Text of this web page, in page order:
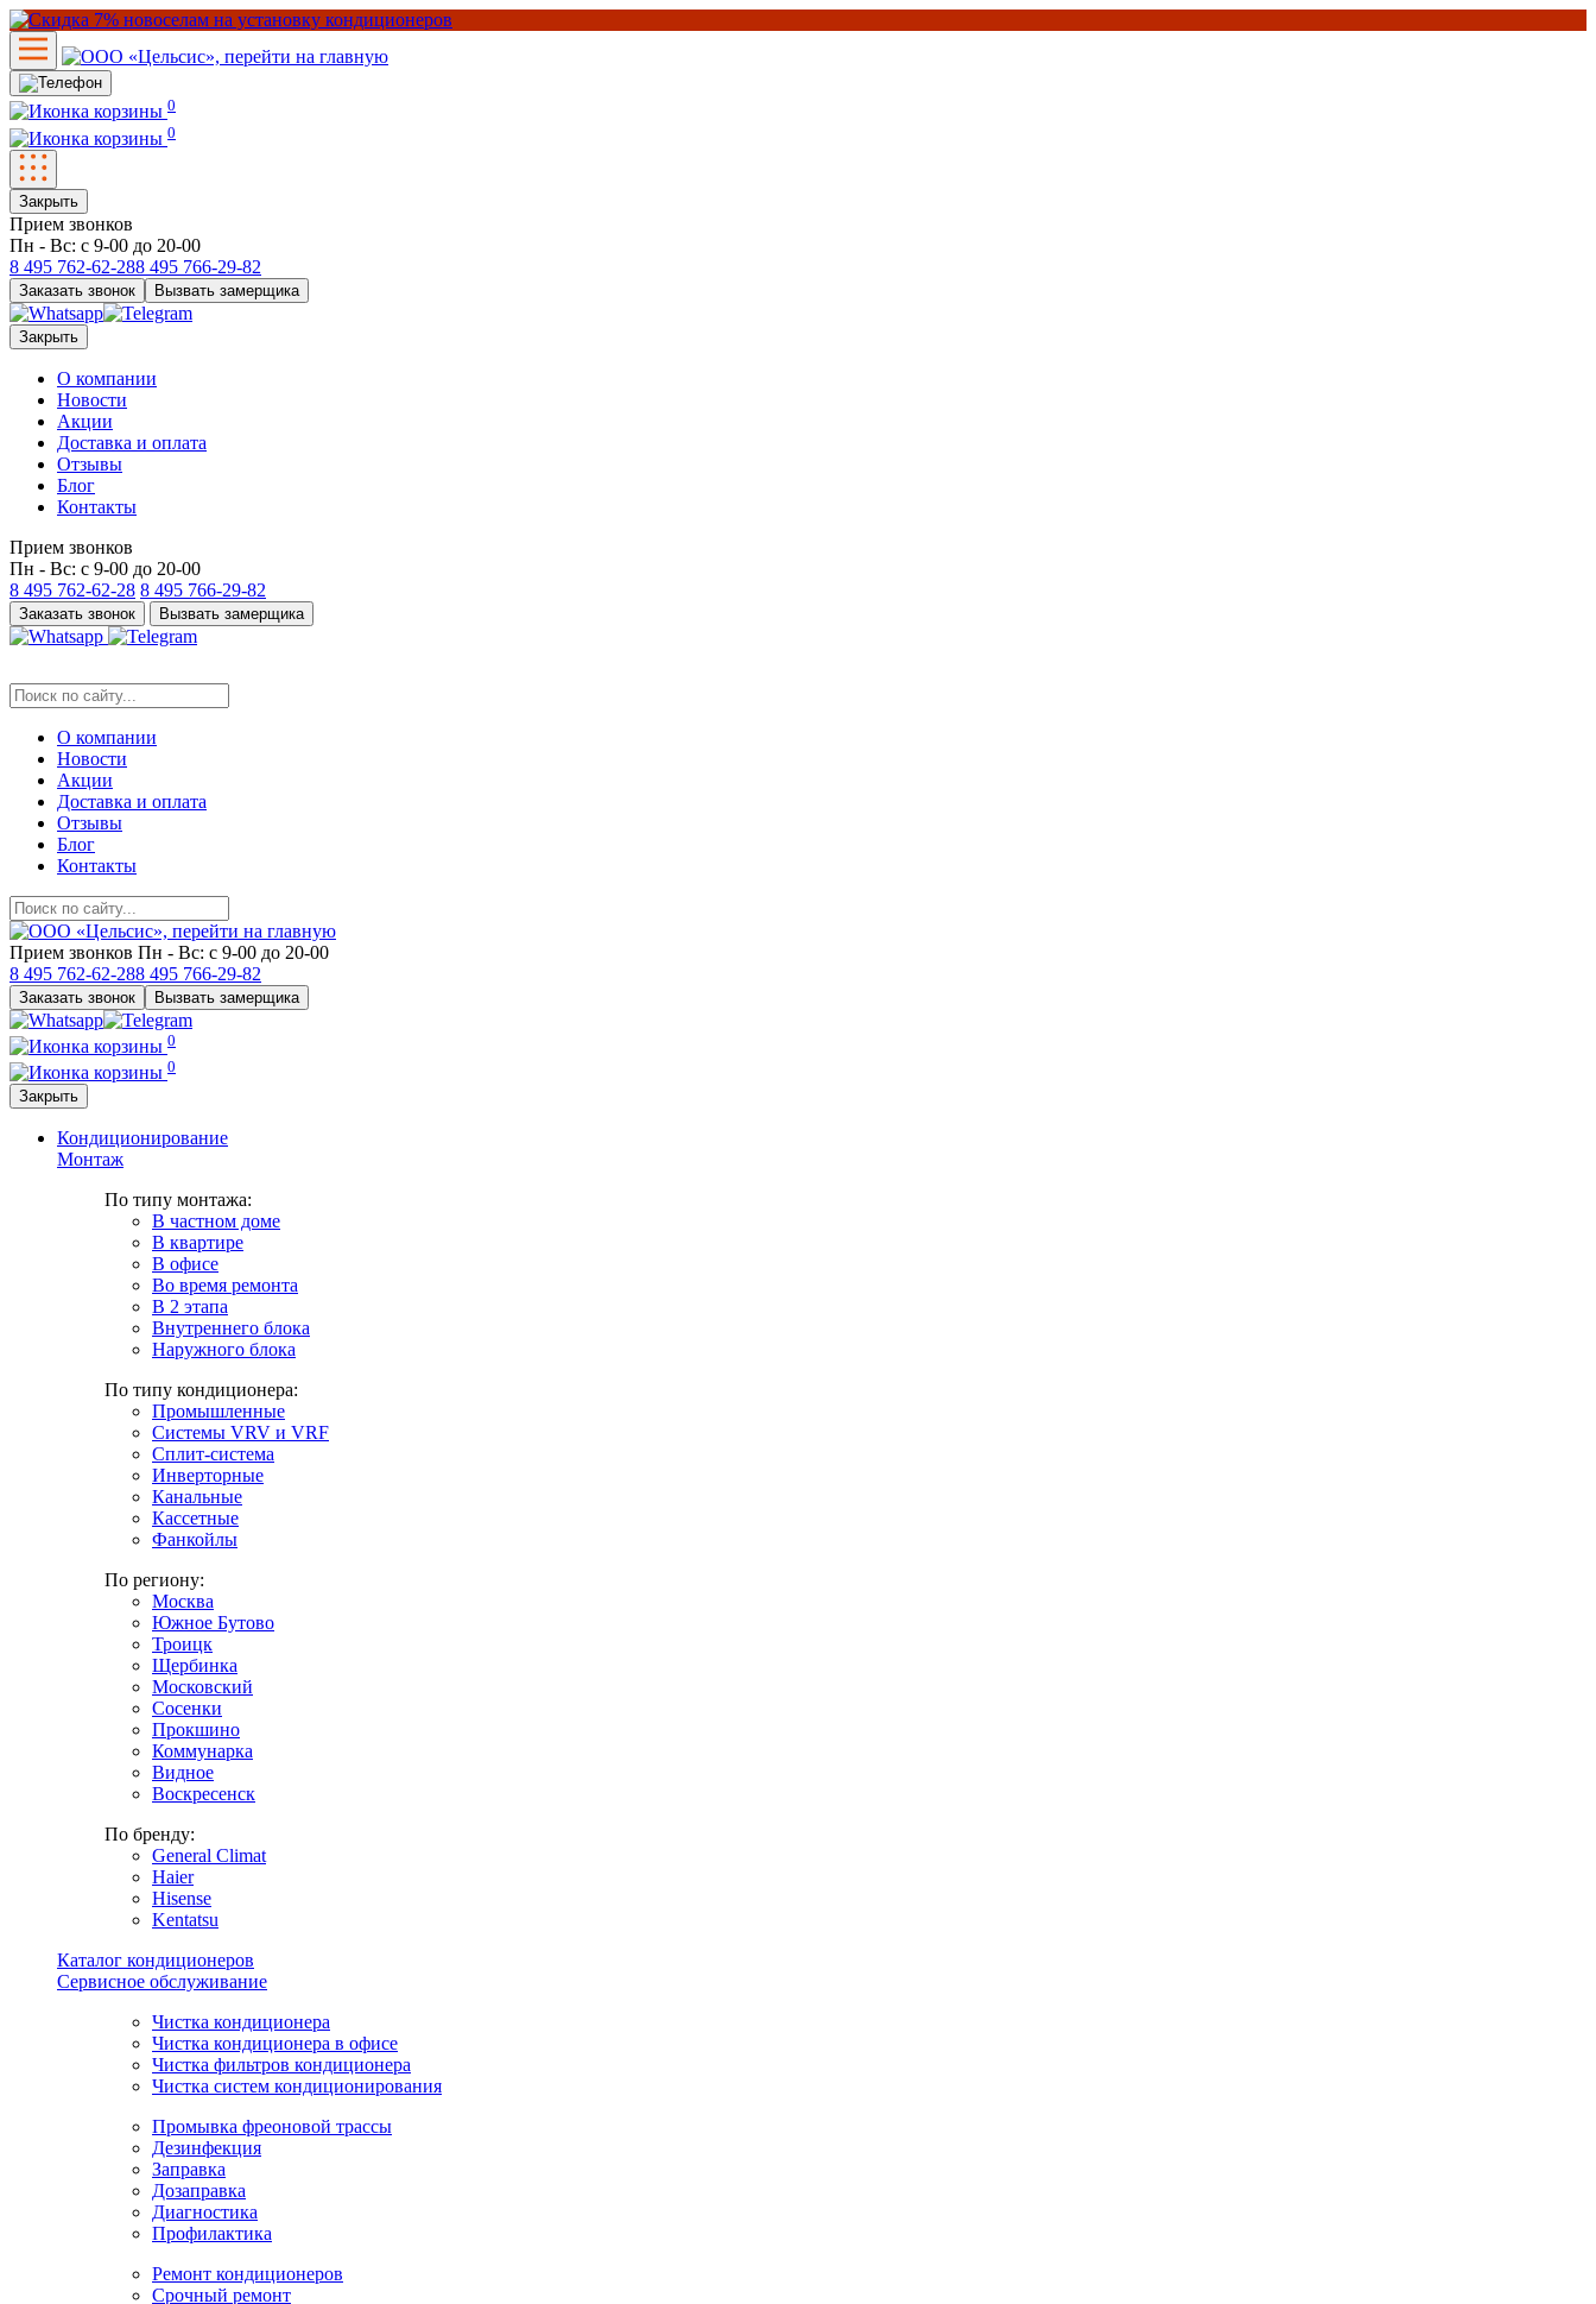
0
0
Закрыть
Прием звонков
Пн - Вс: с 9-00 до 20-00
8 495 762-62-288 495 766-29-82
Заказать звонок Вызвать замерщика
Закрыть
О компании
Новости
Акции
Доставка и оплата
Отзывы
Блог
Контакты
Прием звонков
Пн - Вс: с 9-00 до 20-00
8 495 762-62-28 8 495 766-29-82
Заказать звонок Вызвать замерщика
О компании
Новости
Акции
Доставка и оплата
Отзывы
Блог
Контакты
Прием звонков Пн - Вс: с 9-00 до 20-00
8 495 762-62-288 495 766-29-82
Заказать звонок Вызвать замерщика
0
0
Закрыть
Кондиционирование
Монтаж
По типу монтажа:
В частном доме
В квартире
В офисе
Во время ремонта
В 2 этапа
Внутреннего блока
Наружного блока
По типу кондиционера:
Промышленные
Системы VRV и VRF
Сплит-система
Инверторные
Канальные
Кассетные
Фанкойлы
По региону:
Москва
Южное Бутово
Троицк
Щербинка
Московский
Сосенки
Прокшино
Коммунарка
Видное
Воскресенск
По бренду:
General Climat
Haier
Hisense
Kentatsu
Каталог кондиционеров
Сервисное обслуживание
Чистка кондиционера
Чистка кондиционера в офисе
Чистка фильтров кондиционера
Чистка систем кондиционирования
Промывка фреоновой трассы
Дезинфекция
Заправка
Дозаправка
Диагностика
Профилактика
Ремонт кондиционеров
Срочный ремонт